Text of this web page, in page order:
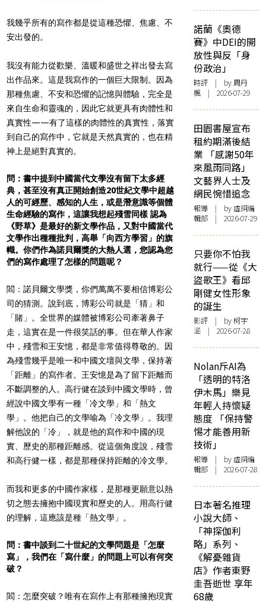
我幾乎所有的寫作都是從這種恐懼、焦慮、不
安出發的。
我沒有能力從歡樂、溫暖和盛世之祥出發去寫
出作品來。這是我寫作的一個巨大限制。因為
那種焦慮、不安和恐懼的記憶與體驗，完全是
來自生命和靈魂的，因此它就更具有肉體性和
真實性——有了這樣的肉體性的真實性，落實
到自己的寫作中，它就是天然真實的，也在精
神上是絕對真實的。
問：書中提到中國當代文學沒有留下太多經
典，甚至沒有真正開始創造20世紀文學中超越
人的可經歷、感知的人生，或是潛意識等個體
生命經驗的寫作，這讓我想起殘雪同樣 認為
《野草》是最好的新文學作品，又對中國當代
文學作出種種批判，高舉「向西方學習」的旗
幟。你們作為諾貝爾獎的大熱人選，您認為您
們的寫作處理了怎樣的問題呢？
閻：諾貝爾文學獎，你們萬萬不要相信博彩公
司的猜測。說到底，博彩公司就是「猜」和
「賭」。全世界的媒體被博彩公司牽著鼻子
走，這實在是一件很笑話的事。但在華人作家
中，殘雪和王安憶，都是非常值得尊敬的。因
為殘雪幾乎是唯一和中國文壇與文學，保持著
「距離」的寫作者。王安憶是為了留下距離而
不斷調整的人。高行健在談到中國文學時，曾
經說中國文學有一種「冷文學」和「熱文
學」。他把自己的文學喻為「冷文學」。我理
解他說的「冷」，就是他的寫作和中國的現
實、歷史的那種距離感。從這個角度說，殘雪
和高行健一樣，都是那種保持距離的冷文學。
而我和更多的中國作家樣，是那種更願意以熱
切之態去擁抱中國現實和歷史的人。用高行健
的理解，這應該是種「熱文學」。
問：書中談到二十世紀的文學問題是「怎麼
寫」，我們在「寫什麼」的問題上可以有何突
破？
閻：怎麼突破？唯有在寫作上有那種擁抱現實
諾蘭《奧德
賽》中DEI的開
放性與反「身
份政治」
時評 | by周丹
楓 | 2026-07-29
田園書屋宣布
租約期滿後結
業 「感謝50年
來風雨同路」
文藝界人士及
網民惋惜追念
報導 | by 虛詞編
輯部 | 2026-07-29
只要你不怕我
就行——從《大
盜歌王》看邱
剛健女性形象
的誕生
影評 | by 柯宇
涵 | 2026-07-28
Nolan斥AI為
「透明的特洛
伊木馬」樂見
年輕人持懷疑
態度 「保持警
惕才能善用新
技術」
報導 | by 虛詞編
輯部 | 2026-07-28
日本著名推理
小說大師、
「神探伽利
略」系列、
《解憂雜貨
店》作者東野
圭吾逝世 享年
68歲